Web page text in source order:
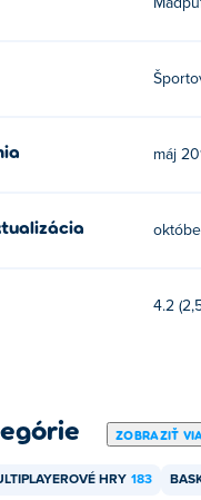
máj
4.2
ZOBRAZIŤ
HRY 183